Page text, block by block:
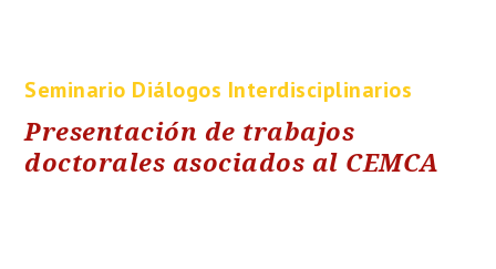
Seminario Diálogos Interdisciplinarios
Presentación de trabajos
doctorales asociados al CEMCA